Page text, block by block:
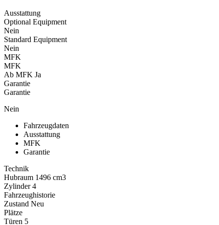
Ausstattung
Optional Equipment
Nein
Standard Equipment
Nein
MFK
MFK
Ab MFK Ja
Garantie
Garantie
Nein
Fahrzeugdaten
Ausstattung
MFK
Garantie
Technik
Hubraum 1496 cm3
Zylinder4
Fahrzeughistorie
Zustand Neu
Plätze
Türen 5